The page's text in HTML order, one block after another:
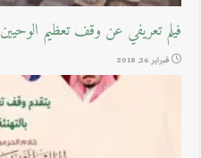
فيلم تعريفي عن وقف تعظيم الوحيين
فبراير 26, 2018